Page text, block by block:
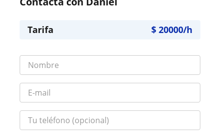
Tarifa $ 20000/h